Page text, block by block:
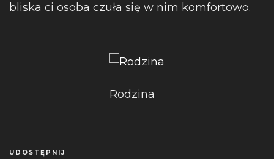
bliska ci osoba czuła się w nim komfortowo.
Rodzina
UDOSTĘPNIJ